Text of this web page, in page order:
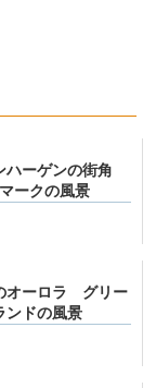
ハーゲンの街角
ークの風景
オーロラ グリー
ンドの風景